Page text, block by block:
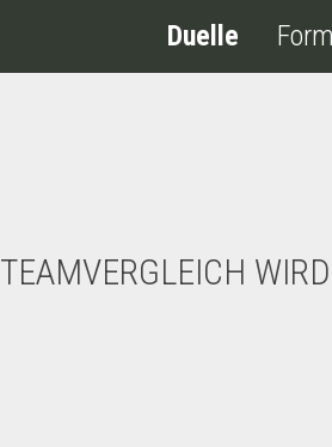
Duelle Form
TEAMVERGLEICH